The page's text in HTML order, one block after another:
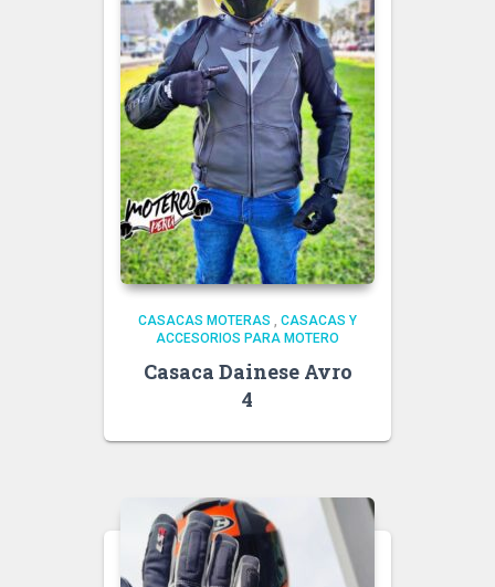
CASACAS MOTERAS , CASACAS Y
ACCESORIOS PARA MOTERO
Casaca Dainese Avro
4